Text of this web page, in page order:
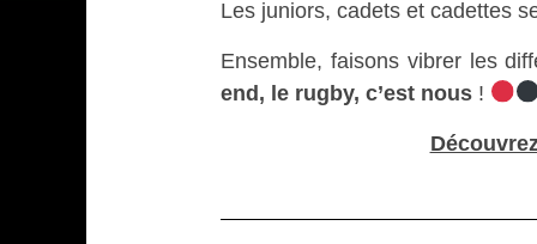
Les juniors, cadets et cadettes
Ensemble, faisons vibrer les
end, le rugby, c’est nous !